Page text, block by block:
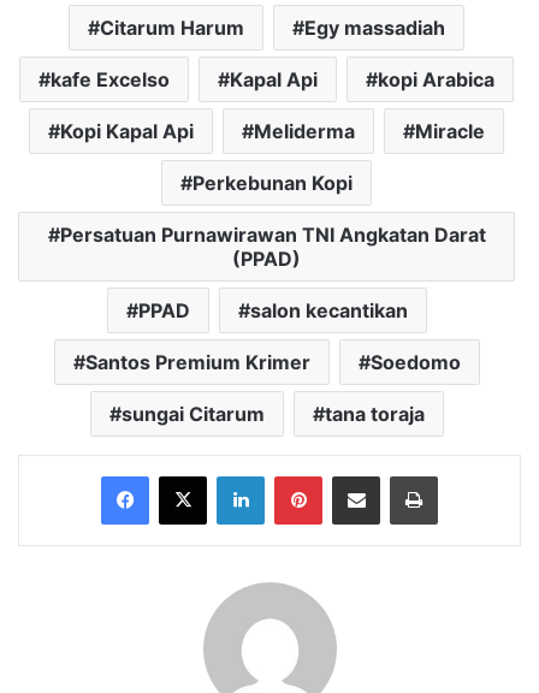
Citarum Harum Egy massadiah
kafe Excelso Kapal Api kopi Arabica
Kopi Kapal Api Meliderma Miracle
Perkebunan Kopi
Persatuan Purnawirawan TNI Angkatan Darat
(PPAD)
PPAD salon kecantikan
Santos Premium Krimer Soedomo
sungai Citarum tana toraja
Facebook
X LinkedInPinterestShare via Email Print